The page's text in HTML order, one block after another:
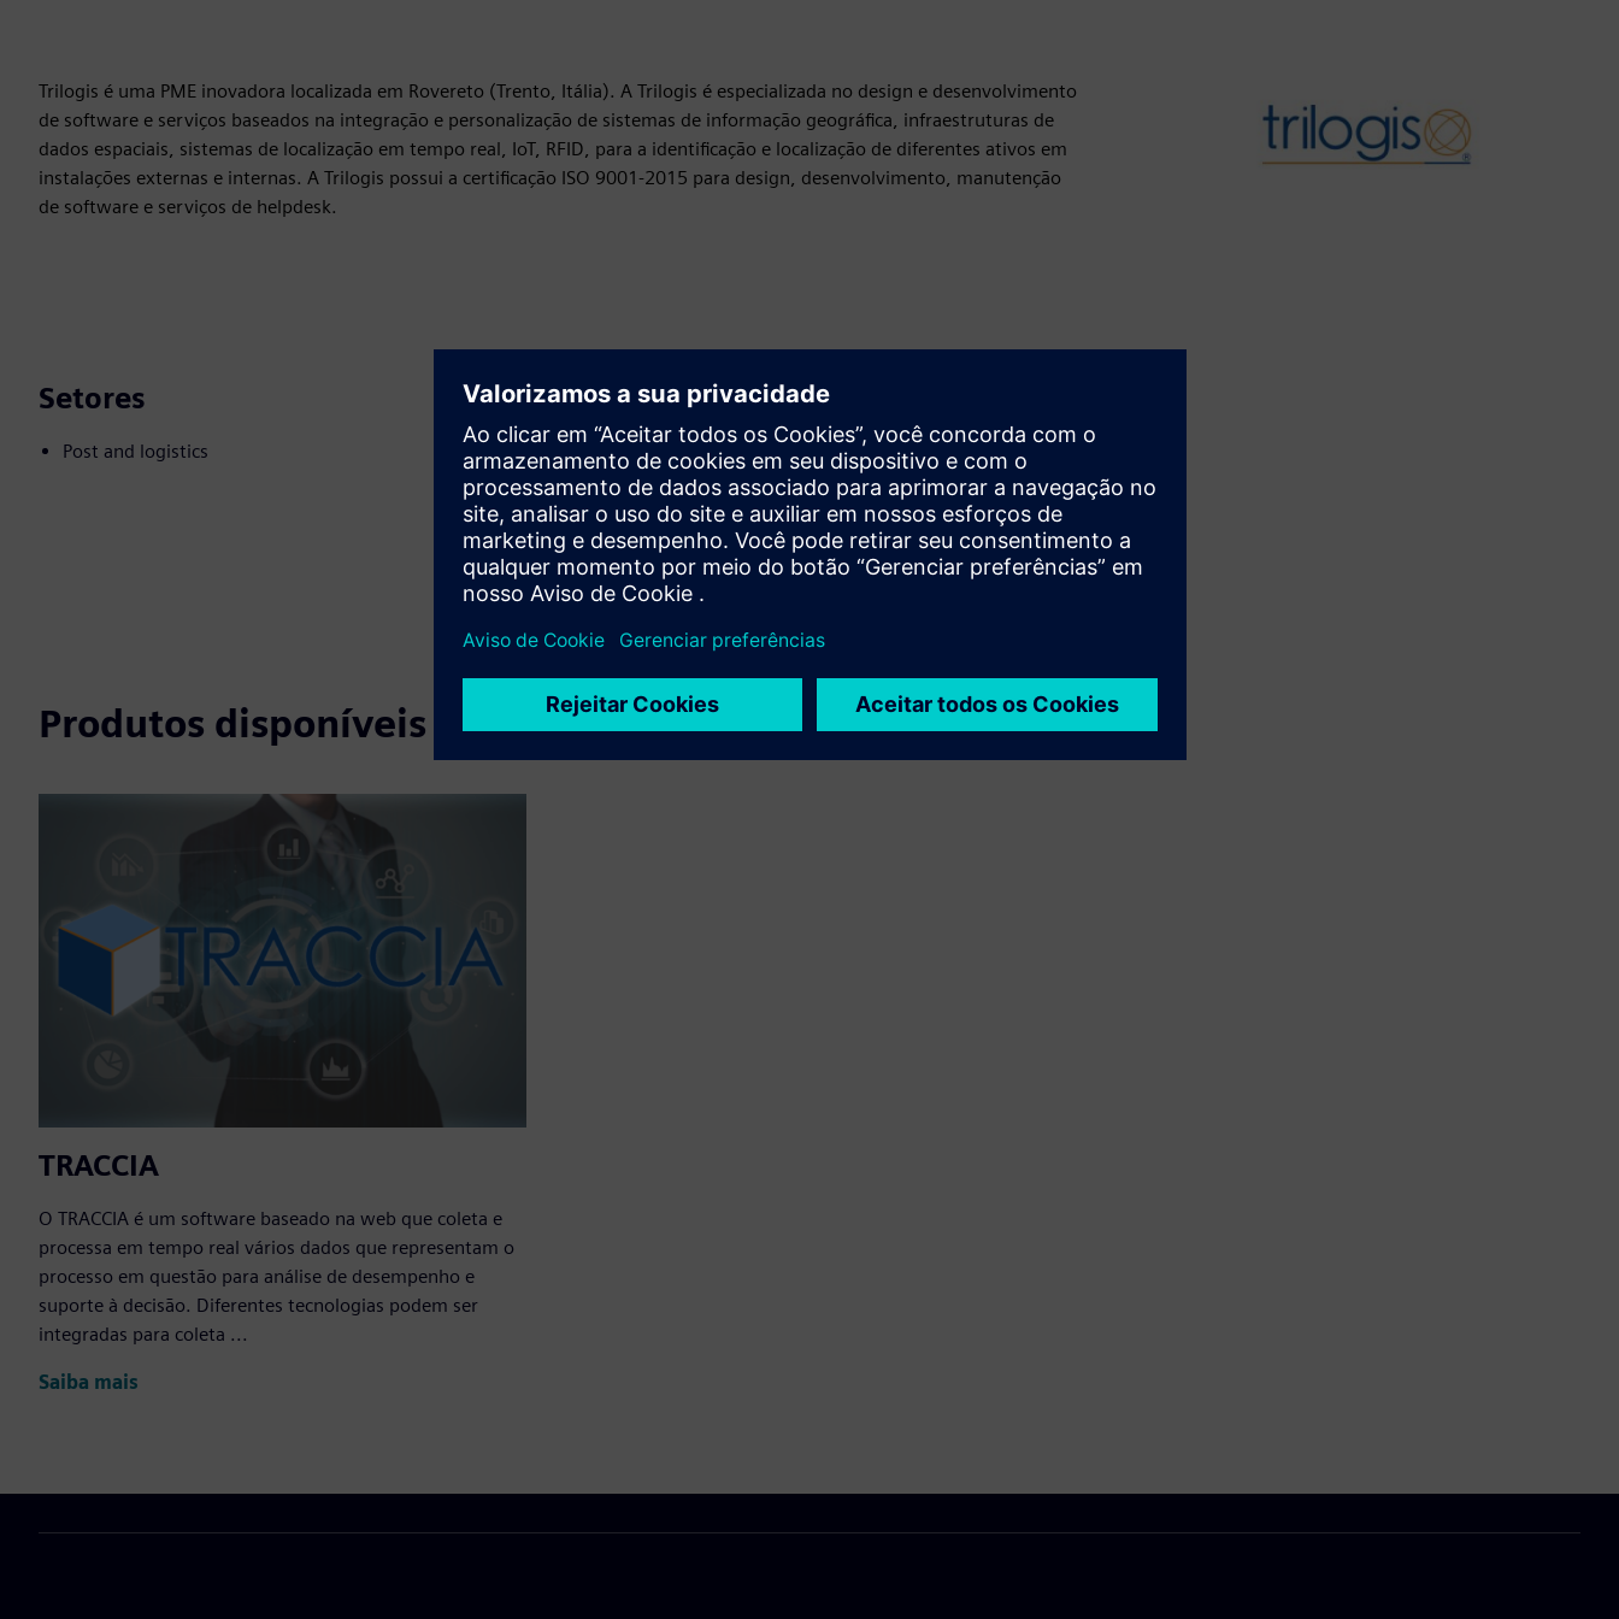
Trilogis é uma PME inovadora localizada em Rovereto (Trento, Itália). A Trilogis é especializada no design e desenvolvimento
de software e serviços baseados na integração e personalização de sistemas de informação geográfica, infraestruturas de
dados espaciais, sistemas de localização em tempo real, IoT, RFID, para a identificação e localização de diferentes ativos em
instalações externas e internas. A Trilogis possui a certificação ISO 9001-2015 para design, desenvolvimento, manutenção
de software e serviços de helpdesk.
Setores
Post and logistics
Movimento
Build
Expande ou baseia-se em um produto/solução do Siemens
Xcelerator ao criar um novo produto, ou cria uma nova
solução para o cliente via integração do produto Siemens
Xcelerator com produto próprio
Produtos disponíveis
TRACCIA
O TRACCIA é um software baseado na web que coleta e
processa em tempo real vários dados que representam o
processo em questão para análise de desempenho e
suporte à decisão. Diferentes tecnologias podem ser
integradas para coleta ...
Saiba mais